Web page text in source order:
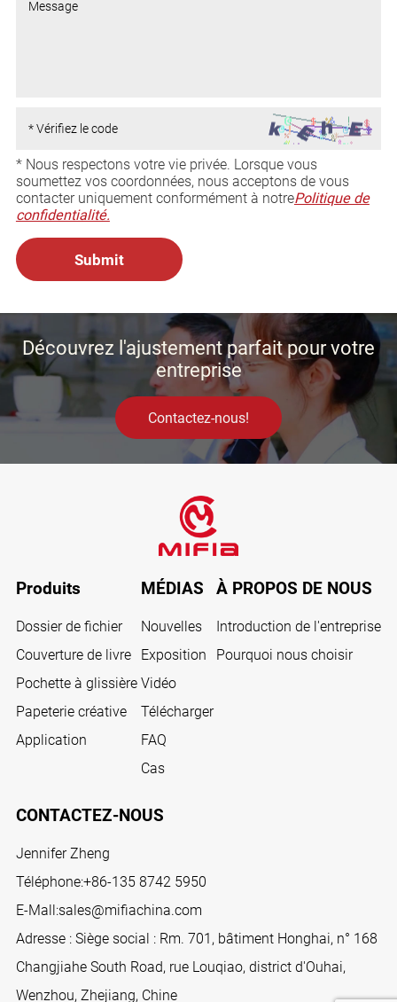
* Nous respectons votre vie privée. Lorsque vous
soumettez vos coordonnées, nous acceptons de vous
contacter uniquement conformément à notrePolitique de
confidentialité.
Découvrez l'ajustement parfait pour votre
entreprise
Contactez-nous!
Produits
Dossier de fichier
Couverture de livre
Pochette à glissière
Papeterie créative
Application
MÉDIAS
Nouvelles
Exposition
Vidéo
Télécharger
FAQ
Cas
À PROPOS DE NOUS
Introduction de l'entreprise
Pourquoi nous choisir
CONTACTEZ-NOUS
Jennifer Zheng
Téléphone:+86-135 8742 5950
E-Mall:sales@mifiachina.com
Adresse : Siège social : Rm. 701, bâtiment Honghai, n° 168
Changjiahe South Road, rue Louqiao, district d'Ouhai,
Wenzhou, Zhejiang, Chine